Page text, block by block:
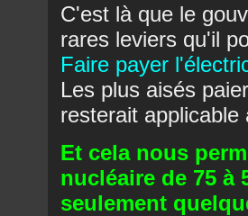
C'est là que le
rares leviers qu'il
Faire payer
Les plus aisés
resterait
Et cela nous
nucléaire de 75 à
seulement